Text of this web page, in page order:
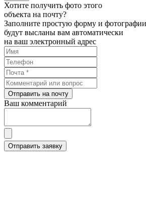
Хотите получить фото этого
объекта на почту?
Заполните простую форму и фотографии
будут высланы вам автоматически
на ваш электронный адрес
Отправить на почту
Ваш комментарий